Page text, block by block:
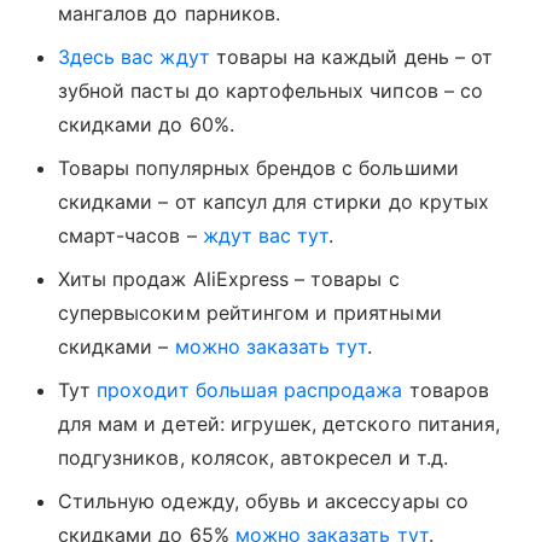
мангалов до парников.
Здесь вас ждут товары на каждый день – от
зубной пасты до картофельных чипсов – со
скидками до 60%.
Товары популярных брендов с большими
скидками – от капсул для стирки до крутых
смарт-часов – ждут вас тут.
Хиты продаж AliExpress – товары с
супервысоким рейтингом и приятными
скидками – можно заказать тут.
Тут проходит большая распродажа товаров
для мам и детей: игрушек, детского питания,
подгузников, колясок, автокресел и т.д.
Стильную одежду, обувь и аксессуары со
скидками до 65% можно заказать тут.